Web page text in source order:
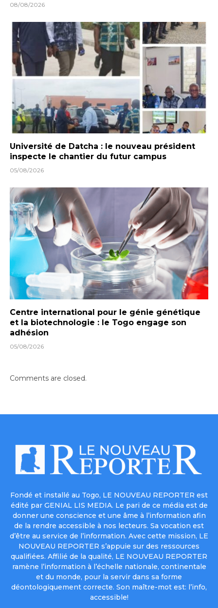
08/08/2026
Université de Datcha : le nouveau président
inspecte le chantier du futur campus
05/08/2026
Centre international pour le génie génétique
et la biotechnologie : le Togo engage son
adhésion
05/08/2026
Comments are closed.
Fondé et installé au Togo, LE NOUVEAU REPORTER est
édité par GENIAL LIS MEDIA. Le pari de ce média est de
donner une conscience et une âme à l’information afin
de la rendre accessible à nos lecteurs. Sa vocation est
d’être au service de l’information. Avec cette mission, LE
NOUVEAU REPORTER s’appuie sur des ressources
qualifiées. Affilié de la qualité, LE NOUVEAU REPORTER
ramène l’information à l’échelle nationale, continentale
et du monde, pour la servir dans sa forme
déontologiquement correcte. Son maître-mot est: l’info,
accessible!